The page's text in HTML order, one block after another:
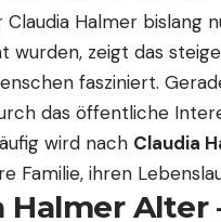
Claudia Halmer bislang
wurden, zeigt das
fasziniert.
das öffentliche
wird nach Claudia
Familie, ihren
Halmer Alter